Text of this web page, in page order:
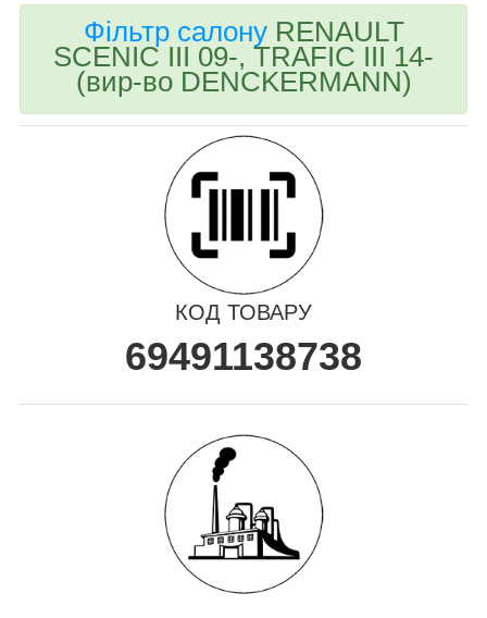
Фільтр салонуRENAULT
SCENIC III 09-, TRAFIC III 14-
(вир-во DENCKERMANN)
КОД ТОВАРУ
69491138738